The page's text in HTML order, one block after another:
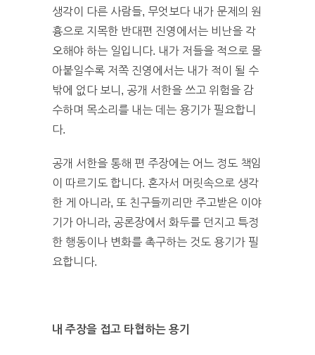
생각이 다른 사람들, 무엇보다 내가 문제의 원
흉으로 지목한 반대편 진영에서는 비난을 각
오해야 하는 일입니다. 내가 저들을 적으로 몰
아붙일수록 저쪽 진영에서는 내가 적이 될 수
밖에 없다 보니, 공개 서한을 쓰고 위험을 감
수하며 목소리를 내는 데는 용기가 필요합니
다.
공개 서한을 통해 편 주장에는 어느 정도 책임
이 따르기도 합니다. 혼자서 머릿속으로 생각
한 게 아니라, 또 친구들끼리만 주고받은 이야
기가 아니라, 공론장에서 화두를 던지고 특정
한 행동이나 변화를 촉구하는 것도 용기가 필
요합니다.
내 주장을 접고 타협하는 용기